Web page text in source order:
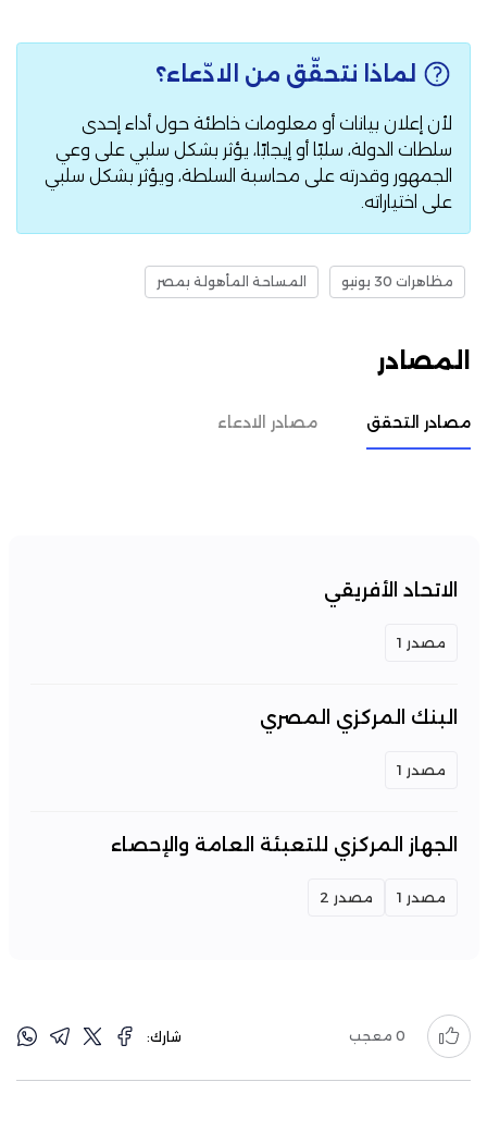
لماذا نتحقّق من الادّعاء؟
لأن إعلان بيانات أو معلومات خاطئة حول أداء إحدى
سلطات الدولة، سلبًا أو إيجابًا، يؤثر بشكل سلبي على وعي
الجمهور وقدرته على محاسبة السلطة، ويؤثر بشكل سلبي
على اختياراته.
مظاهرات 30 يونيو المساحة المأهولة بمصر
المصادر
مصادر التحقق مصادر الادعاء
الاتحاد الأفريقي
مصدر 1
البنك المركزي المصري
مصدر 1
الجهاز المركزي للتعبئة العامة والإحصاء
مصدر 1 مصدر 2
0 معجب شارك: